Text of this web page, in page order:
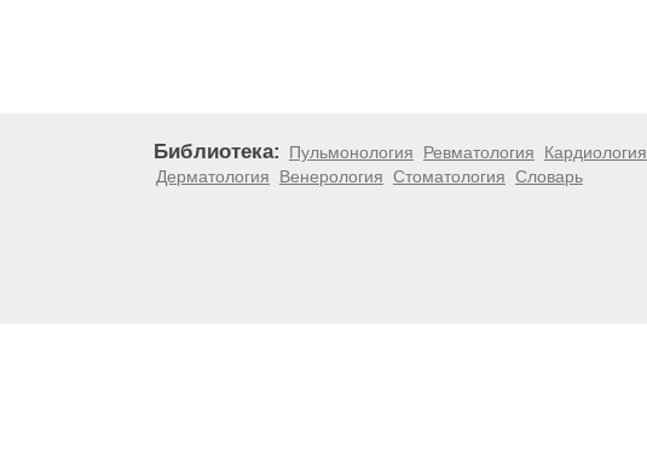
Библиотека: Пульмонология Ревматология Кардиология
Дерматология
Венерология Стоматология Словарь